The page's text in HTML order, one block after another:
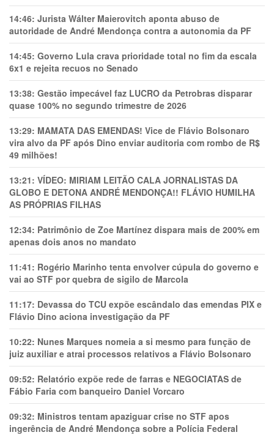
14:46: Jurista Wálter Maierovitch aponta abuso de
autoridade de André Mendonça contra a autonomia da PF
14:45: Governo Lula crava prioridade total no fim da escala
6x1 e rejeita recuos no Senado
13:38: Gestão impecável faz LUCRO da Petrobras disparar
quase 100% no segundo trimestre de 2026
13:29: MAMATA DAS EMENDAS! Vice de Flávio Bolsonaro
vira alvo da PF após Dino enviar auditoria com rombo de R$
49 milhões!
13:21: VÍDEO: MIRIAM LEITÃO CALA JORNALISTAS DA
GLOBO E DETONA ANDRÉ MENDONÇA!! FLÁVIO HUMILHA
AS PRÓPRIAS FILHAS
12:34: Patrimônio de Zoe Martínez dispara mais de 200% em
apenas dois anos no mandato
11:41: Rogério Marinho tenta envolver cúpula do governo e
vai ao STF por quebra de sigilo de Marcola
11:17: Devassa do TCU expõe escândalo das emendas PIX e
Flávio Dino aciona investigação da PF
10:22: Nunes Marques nomeia a si mesmo para função de
juiz auxiliar e atrai processos relativos a Flávio Bolsonaro
09:52: Relatório expõe rede de farras e NEGOCIATAS de
Fábio Faria com banqueiro Daniel Vorcaro
09:32: Ministros tentam apaziguar crise no STF apos
ingerência de André Mendonça sobre a Polícia Federal